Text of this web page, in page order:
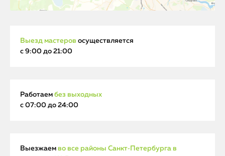
Выезд мастеров осуществляется
с 9:00 до 21:00
Работаем без выходных
с 07:00 до 24:00
Выезжаем во все районы Санкт‑Петербурга в